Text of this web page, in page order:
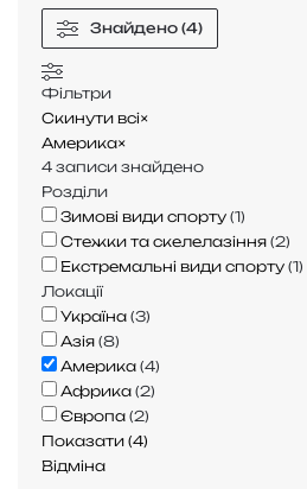
а
й
д
о
д
о
А
л
ь
п
д
о
н
е
б
а
и
т
и
с
в
о
ю
п
е
р
ш
у
в
е
р
ш
и
н
у
г
о
і
и
н
к
:
н
е
з
а
т
Знайдено (4)
Фільтри
Скинути всі×
Америка×
4 записи знайдено
Розділи
Зимові види спорту (1)
Стежки та скелелазіння (2)
Екстремальні види спорту (1)
Локації
Україна (3)
Азія (8)
Америка (4)
Африка (2)
Європа (2)
Показати (4)
Відміна